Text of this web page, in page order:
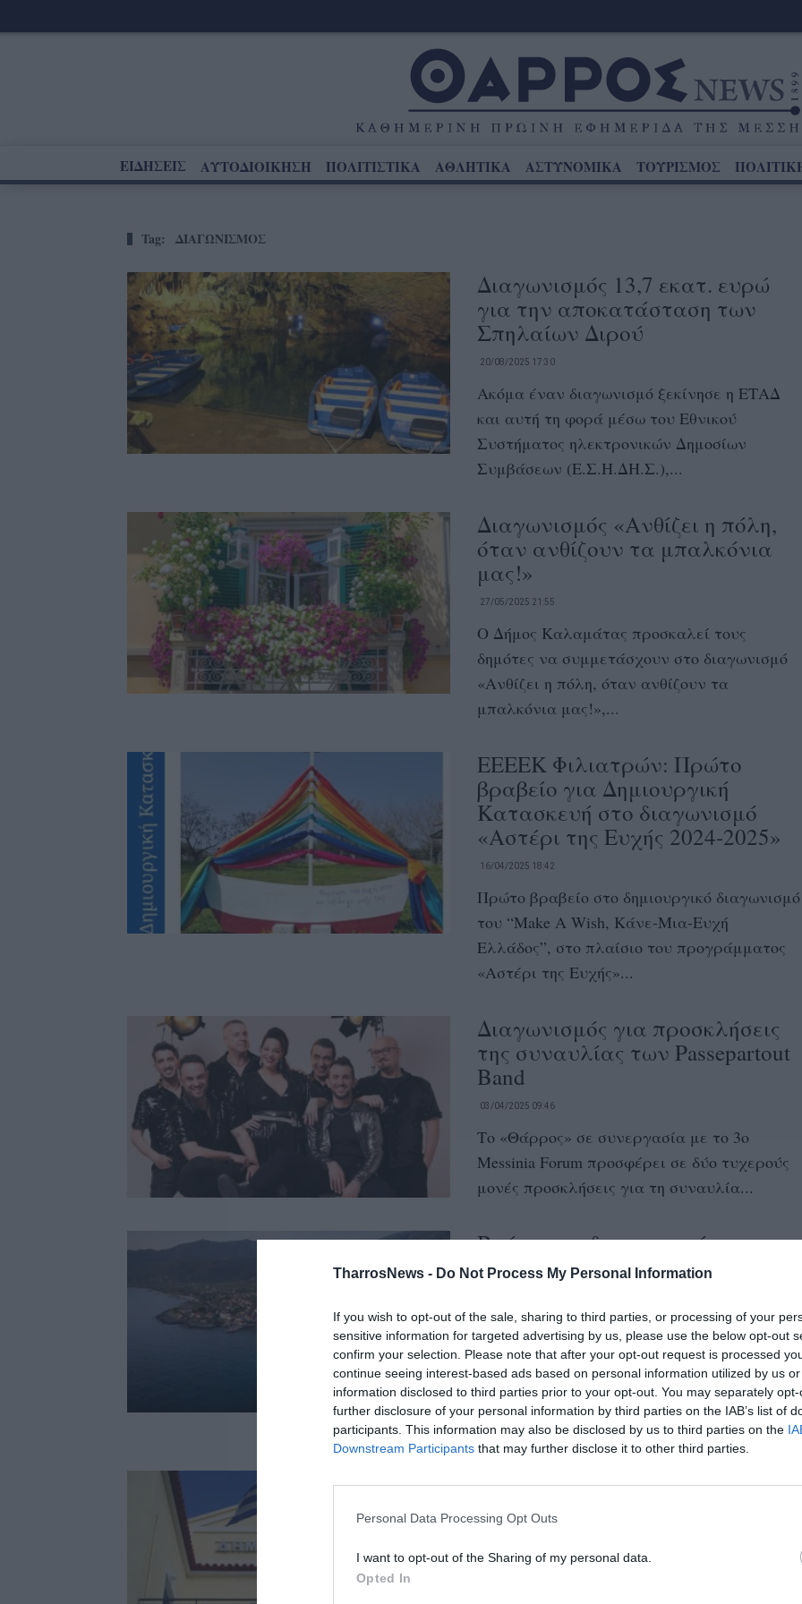
TharrosNews - Do Not Process My Personal Information
If you wish to opt-out of the sale, sharing to third parties, or processing of your
sensitive information for targeted advertising by us, please use the below opt-out
confirm your selection. Please note that after your opt-out request is processed
continue seeing interest-based ads based on personal information utilized by us
information disclosed to third parties prior to your opt-out. You may separately
further disclosure of your personal information by third parties on the IAB’s list of
participants. This information may also be disclosed by us to third parties on the
Downstream Participants that may further disclose it to other third parties.
Personal Data Processing Opt Outs
I want to opt-out of the Sharing of my personal data.
Opted In
ΕΙΔΗΣΕΙΣ ΑΥΤΟΔΙΟΙΚΗΣΗ ΠΟΛΙΤΙΣΤΙΚΑ ΑΘΛΗΤΙΚΑ ΑΣΤΥΝΟΜΙΚΑ ΤΟΥΡΙΣΜΟΣ
Tag: ΔΙΑΓΩΝΙΣΜΟΣ
Διαγωνισμός 13,7 εκατ. ευρώ
για την αποκατάσταση των
Σπηλαίων Διρού
20/08/2025 17:30
Ακόμα έναν διαγωνισμό ξεκίνησε η ΕΤΑΔ
και αυτή τη φορά μέσω του Εθνικού
Συστήματος ηλεκτρονικών Δημοσίων
Συμβάσεων (Ε.Σ.Η.ΔΗ.Σ.),...
Διαγωνισμός «Ανθίζει η πόλη,
όταν ανθίζουν τα μπαλκόνια
μας!»
27/05/2025 21:55
Ο Δήμος Καλαμάτας προσκαλεί τους
δημότες να συμμετάσχουν στο διαγωνισμό
«Ανθίζει η πόλη, όταν ανθίζουν τα
μπαλκόνια μας!»,...
ΕΕΕΕΚ Φιλιατρών: Πρώτο
βραβείο για Δημιουργική
Κατασκευή στο διαγωνισμό
«Αστέρι της Ευχής 2024-2025»
16/04/2025 18:42
Πρώτο βραβείο στο δημιουργικό διαγωνισμό
του “Make A Wish, Κάνε-Μια-Ευχή
Ελλάδος”, στο πλαίσιο του προγράμματος
«Αστέρι της Ευχής»...
Διαγωνισμός για προσκλήσεις
της συναυλίας των Passepartout
Band
03/04/2025 09:46
Το «Θάρρος» σε συνεργασία με το 3o
Messinia Forum προσφέρει σε δύο τυχερούς
μονές προσκλήσεις για τη συναυλία...
Βγήκαν σε διαγωνισμό
αγροτεμάχια της Εκκλησίας
στην Καρδαμύλη
01/04/2025 08:17
Με την προκήρυξη διαγωνισμών που
προβλέπουν την εκμετάλλευση ακινήτων
είτε μέσω εκποίησης είτε με αντιπαροχή
είτε μέσω της...
Δήμος Τριφυλίας: Νέος
διαγωνισμός ενεργειακής
αναβάθμισης φωτισμού
30/12/2024 12:07